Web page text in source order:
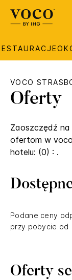
VOCO
Oferty
Zaoszczędź
ofertom w voco
hotelu: (0) : .
Podane ceny
przy pobycie od
Oferty